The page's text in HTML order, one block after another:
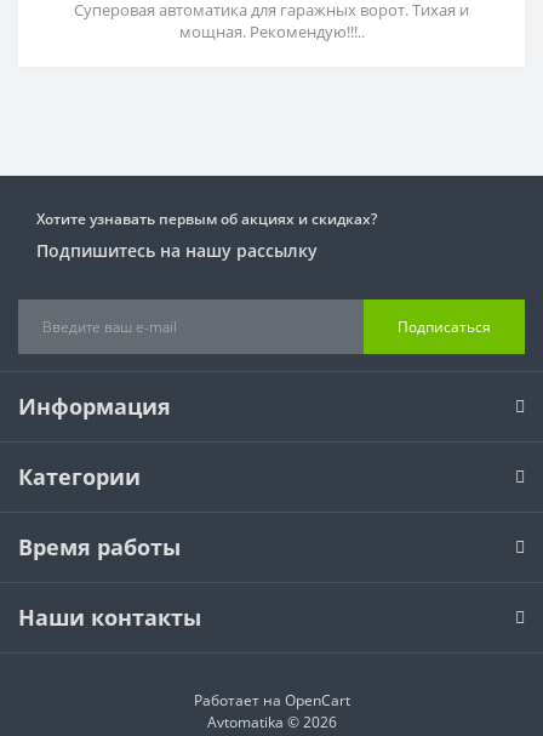
Суперовая автоматика для гаражных ворот. Тихая и
мощная. Рекомендую!!!..
Хотите узнавать первым об акциях и скидках?
Подпишитесь на нашу рассылку
Подписаться
Информация
Категории
Время работы
Наши контакты
Работает на OpenCart
Avtomatika © 2026